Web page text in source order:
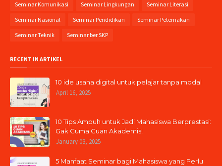
Seminar Komunikasi Seminar Lingkungan Seminar Literasi
Seminar Nasional Seminar Pendidikan Seminar Peternakan
Seminar Teknik Seminar ber SKP
RECENT IN ARTIKEL
10 ide usaha digital untuk pelajar tanpa modal
April 16, 2025
10 Tips Ampuh untuk Jadi Mahasiswa Berprestasi:
Gak Cuma Cuan Akademis!
January 03, 2025
5 Manfaat Seminar bagi Mahasiswa yang Perlu